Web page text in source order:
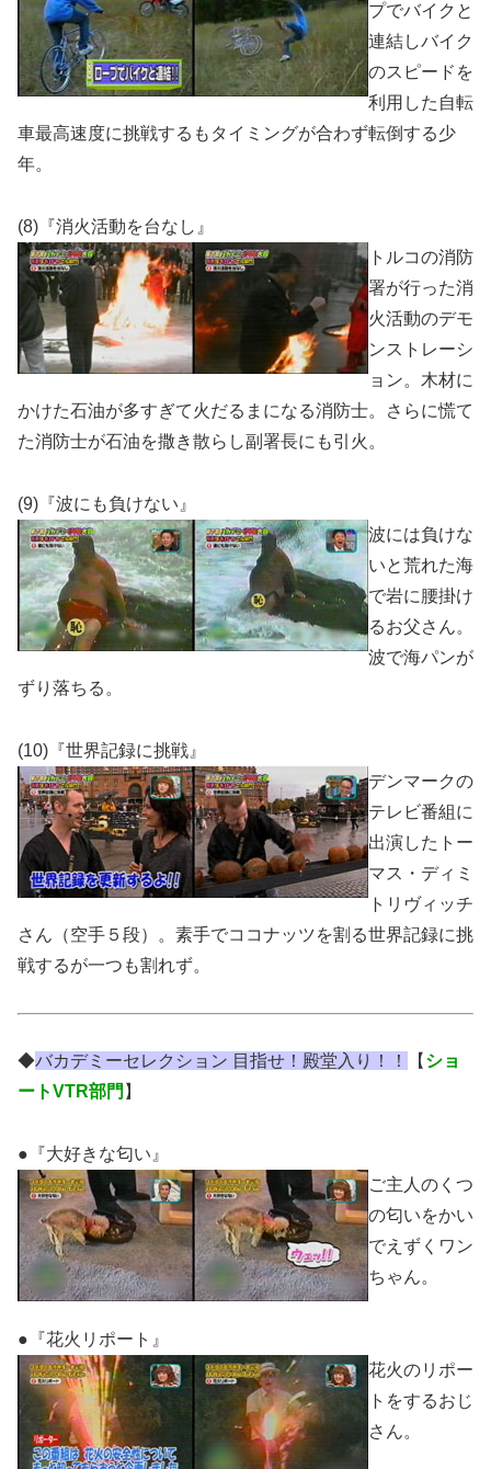
プでバイクと
連結しバイク
のスピードを
利用した自転
車最高速度に挑戦するもタイミングが合わず転倒する少
年。
(8)『消火活動を台なし』
トルコの消防
署が行った消
火活動のデモ
ンストレーシ
ョン。木材に
かけた石油が多すぎて火だるまになる消防士。さらに慌て
た消防士が石油を撒き散らし副署長にも引火。
(9)『波にも負けない』
波には負けな
いと荒れた海
で岩に腰掛け
るお父さん。
波で海パンが
ずり落ちる。
(10)『世界記録に挑戦』
デンマークの
テレビ番組に
出演したトー
マス・ディミ
トリヴィッチ
さん（空手５段）。素手でココナッツを割る世界記録に挑
戦するが一つも割れず。
◆バカデミーセレクション 目指せ！殿堂入り！！ 【 ショ
ートVTR部門 】
●『大好きな匂い』
ご主人のくつ
の匂いをかい
でえずくワン
ちゃん。
●『花火リポート』
花火のリポー
トをするおじ
さん。